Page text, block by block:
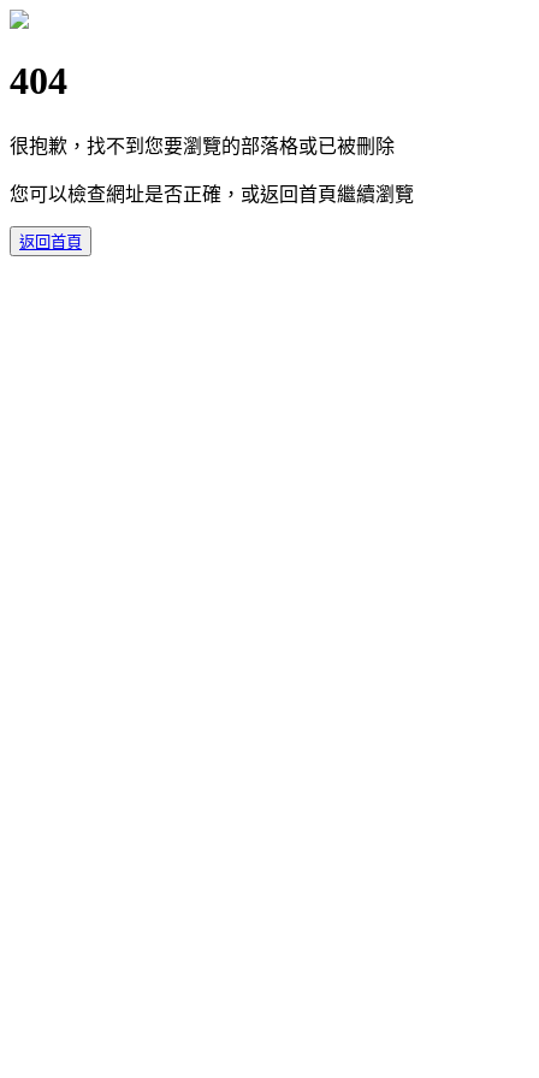
404
很抱歉，找不到您要瀏覽的部落格或已被刪除
您可以檢查網址是否正確，或返回首頁繼續瀏覽
返回首頁